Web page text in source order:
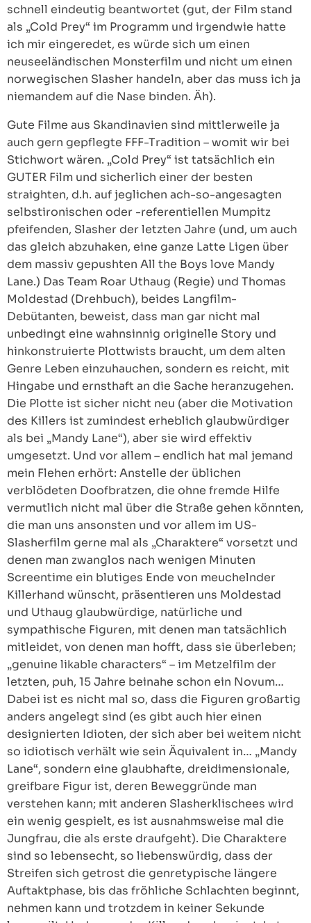
schnell eindeutig beantwortet (gut, der Film stand
als „Cold Prey“ im Programm und irgendwie hatte
ich mir eingeredet, es würde sich um einen
neuseeländischen Monsterfilm und nicht um einen
norwegischen Slasher handeln, aber das muss ich ja
niemandem auf die Nase binden. Äh).
Gute Filme aus Skandinavien sind mittlerweile ja
auch gern gepflegte FFF-Tradition – womit wir bei
Stichwort wären. „Cold Prey“ ist tatsächlich ein
GUTER Film und sicherlich einer der besten
straighten, d.h. auf jeglichen ach-so-angesagten
selbstironischen oder -referentiellen Mumpitz
pfeifenden, Slasher der letzten Jahre (und, um auch
das gleich abzuhaken, eine ganze Latte Ligen über
dem massiv gepushten All the Boys love Mandy
Lane.) Das Team Roar Uthaug (Regie) und Thomas
Moldestad (Drehbuch), beides Langfilm-
Debütanten, beweist, dass man gar nicht mal
unbedingt eine wahnsinnig originelle Story und
hinkonstruierte Plottwists braucht, um dem alten
Genre Leben einzuhauchen, sondern es reicht, mit
Hingabe und ernsthaft an die Sache heranzugehen.
Die Plotte ist sicher nicht neu (aber die Motivation
des Killers ist zumindest erheblich glaubwürdiger
als bei „Mandy Lane“), aber sie wird effektiv
umgesetzt. Und vor allem – endlich hat mal jemand
mein Flehen erhört: Anstelle der üblichen
verblödeten Doofbratzen, die ohne fremde Hilfe
vermutlich nicht mal über die Straße gehen könnten,
die man uns ansonsten und vor allem im US-
Slasherfilm gerne mal als „Charaktere“ vorsetzt und
denen man zwanglos nach wenigen Minuten
Screentime ein blutiges Ende von meuchelnder
Killerhand wünscht, präsentieren uns Moldestad
und Uthaug glaubwürdige, natürliche und
sympathische Figuren, mit denen man tatsächlich
mitleidet, von denen man hofft, dass sie überleben;
„genuine likable characters“ – im Metzelfilm der
letzten, puh, 15 Jahre beinahe schon ein Novum…
Dabei ist es nicht mal so, dass die Figuren großartig
anders angelegt sind (es gibt auch hier einen
designierten Idioten, der sich aber bei weitem nicht
so idiotisch verhält wie sein Äquivalent in… „Mandy
Lane“, sondern eine glaubhafte, dreidimensionale,
greifbare Figur ist, deren Beweggründe man
verstehen kann; mit anderen Slasherklischees wird
ein wenig gespielt, es ist ausnahmsweise mal die
Jungfrau, die als erste draufgeht). Die Charaktere
sind so lebensecht, so liebenswürdig, dass der
Streifen sich getrost die genretypische längere
Auftaktphase, bis das fröhliche Schlachten beginnt,
nehmen kann und trotzdem in keiner Sekunde